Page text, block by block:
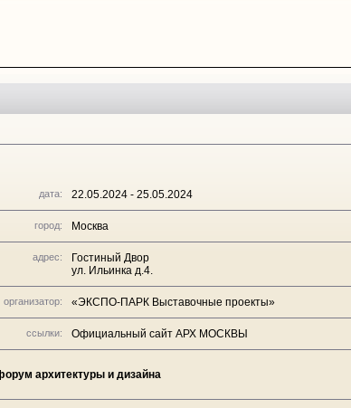
дата: 22.05.2024 - 25.05.2024
город: Москва
адрес:
Гостиный Двор
ул. Ильинка д.4.
организатор: «ЭКСПО-ПАРК Выставочные проекты»
ссылки: Официальный сайт АРХ МОСКВЫ
архитектуры и дизайна